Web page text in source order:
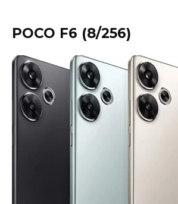
POCO F6 (8/256)